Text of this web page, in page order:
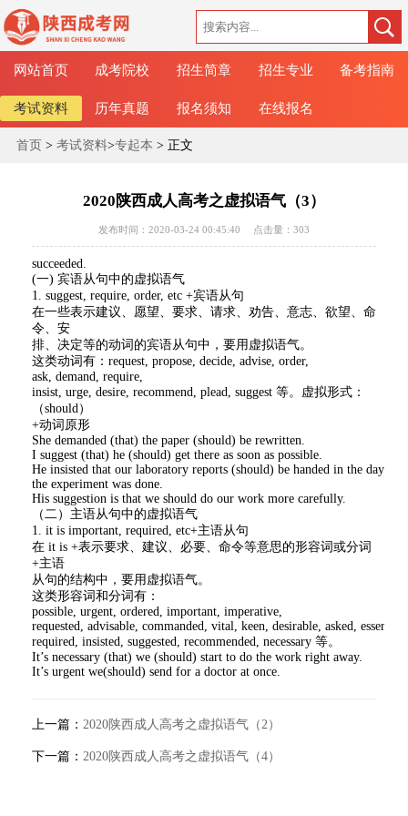
网站首页 成考院校 招生简章 招生专业 备考指南
考试资料 历年真题 报名须知 在线报名
首页> 考试资料>专起本 > 正文
2020陕西成人高考之虚拟语气（3）
发布时间：2020-03-24 00:45:40 点击量： 303
succeeded.
(一) 宾语从句中的虚拟语气
1. suggest, require, order, etc +宾语从句
在一些表示建议、愿望、要求、请求、劝告、意志、欲望、命
令、安
排、决定等的动词的宾语从句中，要用虚拟语气。
这类动词有：request, propose, decide, advise, order,
ask, demand, require,
insist, urge, desire, recommend, plead, suggest 等。虚拟形式：
（should）
+动词原形
She demanded (that) the paper (should) be rewritten.
I suggest (that) he (should) get there as soon as possible.
He insisted that our laboratory reports (should) be handed in the day
the experiment was done.
His suggestion is that we should do our work more carefully.
（二）主语从句中的虚拟语气
1. it is important, required, etc+主语从句
在 it is +表示要求、建议、必要、命令等意思的形容词或分词
+主语
从句的结构中，要用虚拟语气。
这类形容词和分词有：
possible, urgent, ordered, important, imperative,
requested, advisable, commanded, vital, keen, desirable, asked, essential,
required, insisted, suggested, recommended, necessary 等。
It’s necessary (that) we (should) start to do the work right away.
It’s urgent we(should) send for a doctor at once.
上一篇： 2020陕西成人高考之虚拟语气（2）
下一篇： 2020陕西成人高考之虚拟语气（4）